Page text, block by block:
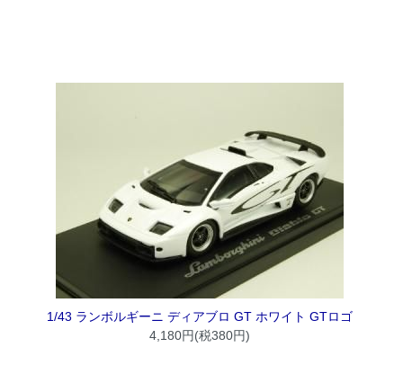
1/43 ランボルギーニ ディアブロ GT ホワイト GTロゴ
4,180円(税380円)